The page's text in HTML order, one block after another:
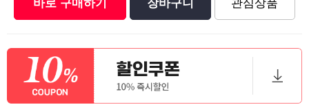
바로 구매하기 장바구니 관심상품